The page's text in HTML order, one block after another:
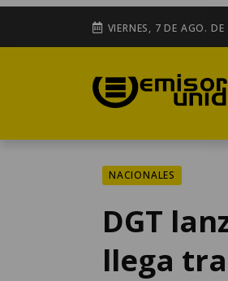
VIERNES, 7 DE AGO.
NACIONALES
DGT
llega